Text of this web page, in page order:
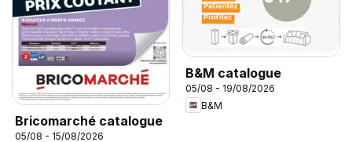
Bricomarché catalogue
05/08 - 15/08/2026
B&M catalogue
05/08 - 19/08/2026
B&M